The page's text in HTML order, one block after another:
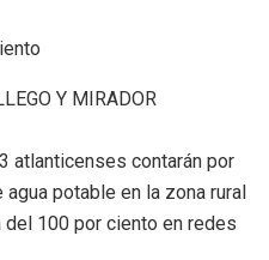
Y MIRADOR
atlanticenses contarán por
potable en la zona rural
del 100 por ciento en redes